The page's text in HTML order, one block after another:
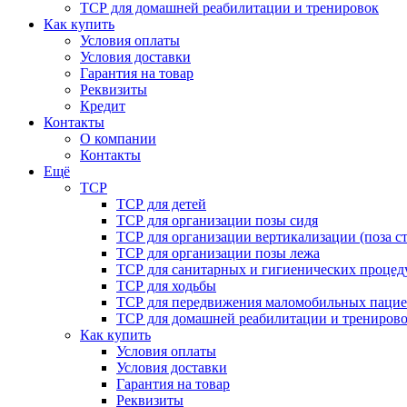
ТСР для домашней реабилитации и тренировок
Как купить
Условия оплаты
Условия доставки
Гарантия на товар
Реквизиты
Кредит
Контакты
О компании
Контакты
Ещё
ТСР
ТСР для детей
ТСР для организации позы сидя
ТСР для организации вертикализации (поза
ТСР для организации позы лежа
ТСР для санитарных и гигиенических
ТСР для ходьбы
ТСР для передвижения маломобильных
ТСР для домашней реабилитации и
Как купить
Условия оплаты
Условия доставки
Гарантия на товар
Реквизиты